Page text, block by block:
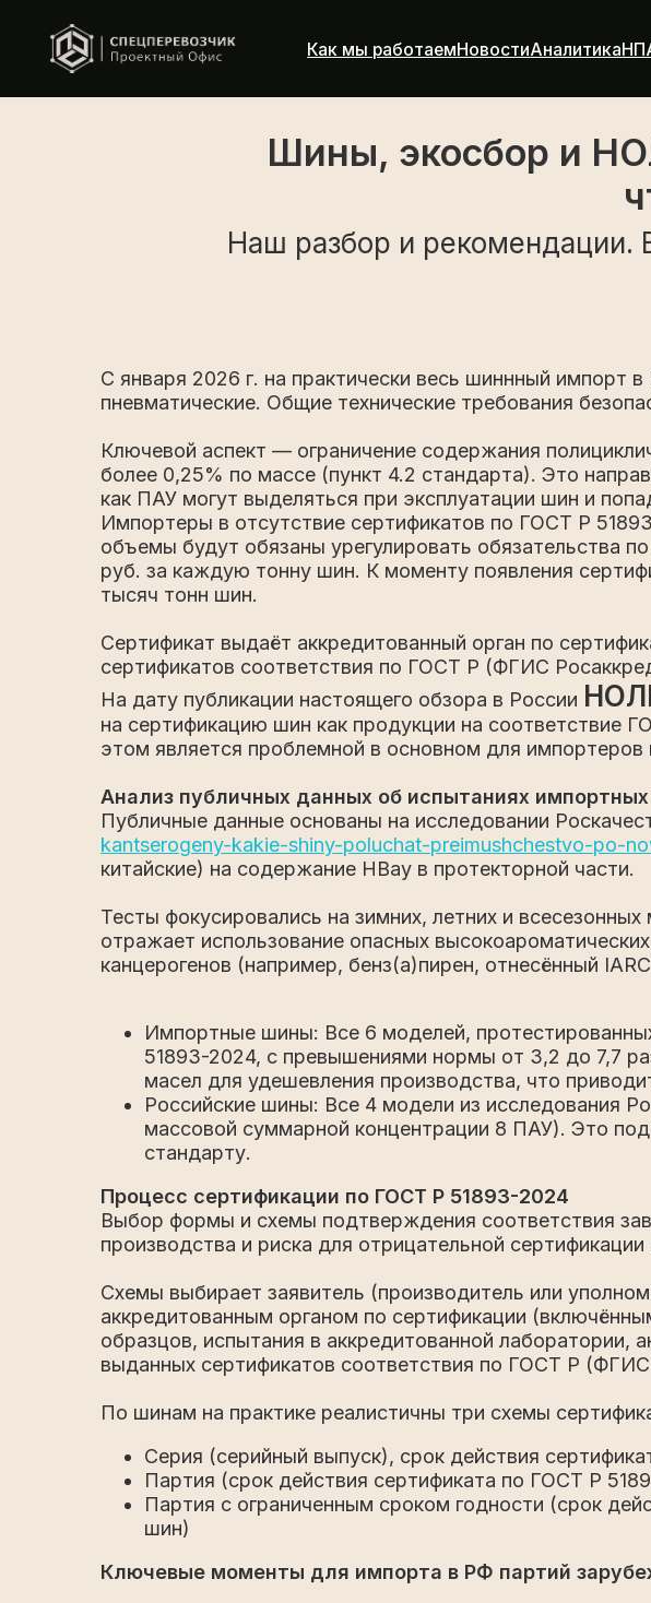
Как мы работаемНовостиАналитикаНПА и
Шины, экосбор и
Наш разбор и рекомендации.
C января 2026 г. на практически весь шиннный
пневматические. Общие технические требования
Ключевой аспект — ограничение содержания
более 0,25% по массе (пункт 4.2 стандарта). Это
как ПАУ могут выделяться при эксплуатации шин и
Импортеры в отсутствие сертификатов по ГОСТ Р
объемы будут обязаны урегулировать обязательства
руб. за каждую тонну шин. К моменту появления
тысяч тонн шин.
Сертификат выдаёт аккредитованный орган по
сертификатов соответствия по ГОСТ Р (ФГИС
На дату публикации настоящего обзора в России
на сертификацию шин как продукции на соответствие
этом является проблемной в основном для импортеров
Анализ публичных данных об испытаниях
Публичные данные основаны на исследовании
kantserogeny-kakie-shiny-poluchat-preimushchestvo-po-
китайские) на содержание HBay в протекторной части.
Тесты фокусировались на зимних, летних и
отражает использование опасных
канцерогенов (например, бенз(а)пирен, отнесённый
Импортные шины: Все 6 моделей,
51893-2024, с превышениями нормы от 3,2 до 7,7
масел для удешевления производства, что
Российские шины: Все 4 модели из исследования
массовой суммарной концентрации 8 ПАУ). Это
стандарту.
Процесс сертификации по ГОСТ Р 51893-2024
Выбор формы и схемы подтверждения соответствия
производства и риска для отрицательной
Схемы выбирает заявитель (производитель или
аккредитованным органом по сертификации
образцов, испытания в аккредитованной лаборатории,
выданных сертификатов соответствия по ГОСТ Р
По шинам на практике реалистичны три схемы
Серия (серийный выпуск), срок действия
Партия (срок действия сертификата по ГОСТ Р
Партия с ограниченным сроком годности (срок
шин)
Ключевые моменты для импорта в РФ партий